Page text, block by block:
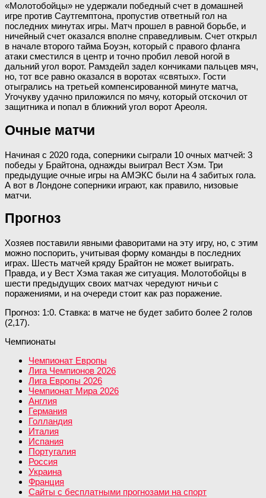
«Молотобойцы» не удержали победный счет в домашней
игре против Саутгемптона, пропустив ответный гол на
последних минутах игры. Матч прошел в равной борьбе, и
ничейный счет оказался вполне справедливым. Счет открыл
в начале второго тайма Боуэн, который с правого фланга
атаки сместился в центр и точно пробил левой ногой в
дальний угол ворот. Рамздейл задел кончиками пальцев мяч,
но, тот все равно оказался в воротах «святых». Гости
отыгрались на третьей компенсированной минуте матча,
Угочукву удачно приложился по мячу, который отскочил от
защитника и попал в ближний угол ворот Ареоля.
Очные матчи
Начиная с 2020 года, соперники сыграли 10 очных матчей: 3
победы у Брайтона, однажды выиграл Вест Хэм. Три
предыдущие очные игры на АМЭКС были на 4 забитых гола.
А вот в Лондоне соперники играют, как правило, низовые
матчи.
Прогноз
Хозяев поставили явными фаворитами на эту игру, но, с этим
можно поспорить, учитывая форму команды в последних
играх. Шесть матчей кряду Брайтон не может выиграть.
Правда, и у Вест Хэма такая же ситуация. Молотобойцы в
шести предыдущих своих матчах чередуют ничьи с
поражениями, и на очереди стоит как раз поражение.
Прогноз: 1:0. Ставка: в матче не будет забито более 2 голов
(2,17).
Чемпионаты
Чемпионат Европы
Лига Чемпионов 2026
Лига Европы 2026
Чемпионат Мира 2026
Англия
Германия
Голландия
Италия
Испания
Португалия
Россия
Украина
Франция
Сайты с бесплатными прогнозами на спорт